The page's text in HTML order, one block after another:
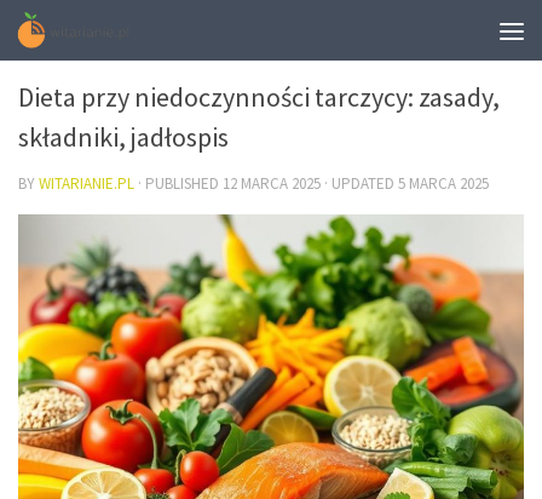
DIETA
Dieta przy niedoczynności tarczycy: zasady,
składniki, jadłospis
BYWITARIANIE.PL · PUBLISHED 12 MARCA 2025 · UPDATED 5 MARCA 2025